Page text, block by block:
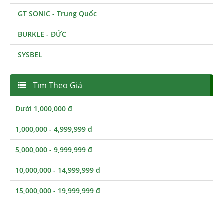
GT SONIC - Trung Quốc
BURKLE - ĐỨC
SYSBEL
Tìm Theo Giá
Dưới 1,000,000 đ
1,000,000 - 4,999,999 đ
5,000,000 - 9,999,999 đ
10,000,000 - 14,999,999 đ
15,000,000 - 19,999,999 đ